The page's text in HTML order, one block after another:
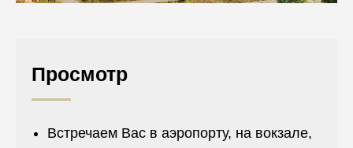
Просмотр
Встречаем Вас в аэропорту, на вокзале,